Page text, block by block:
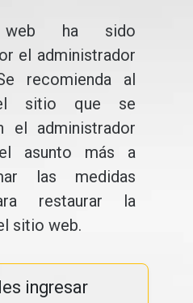
ha sido
el administrador
recomienda al
sitio que se
el administrador
asunto más a
las medidas
restaurar la
sitio web.
ingresar